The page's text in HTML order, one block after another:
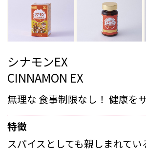
シナモンEX
CINNAMON EX
無理な 食事制限なし！ 健康を
特徴
スパイスとしても親しまれて